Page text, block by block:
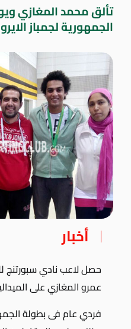
تألق محمد المغازي
الجمهورية لجمباز
أخبار
حصل لاعب نادي سبورتنج
عمرو المغازي على
فردي عام فى بطولة